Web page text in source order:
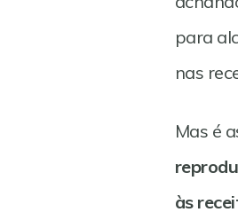
para
nas
Mas é
às